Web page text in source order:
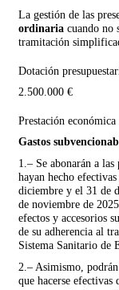
La gestión de las
ordinaria cuando no
tramitación
Dotación
2.500.000 €
Prestación económica
Gastos
1.– Se abonarán a las
hayan hecho
diciembre y el 31 de
de noviembre de
efectos y accesorios
de su adherencia al
Sistema Sanitario de
2.– Asimismo, podrán
que hacerse